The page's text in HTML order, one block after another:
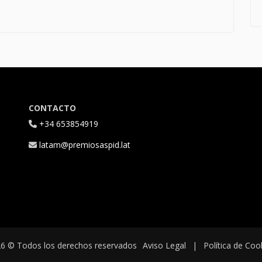
CONTACTO
+34 653854919
latam@premiosaspid.lat
© Todos los derechos reservados Aviso Legal | Política de